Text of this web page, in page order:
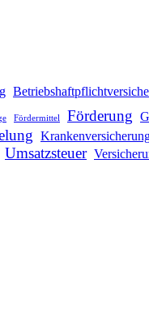
Fördermittel Förderung
Umsatzsteuer